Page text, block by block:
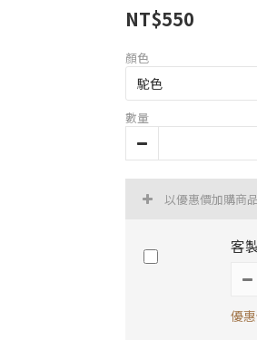
NT$550
顏色
數量
以優惠價加購商
客
優